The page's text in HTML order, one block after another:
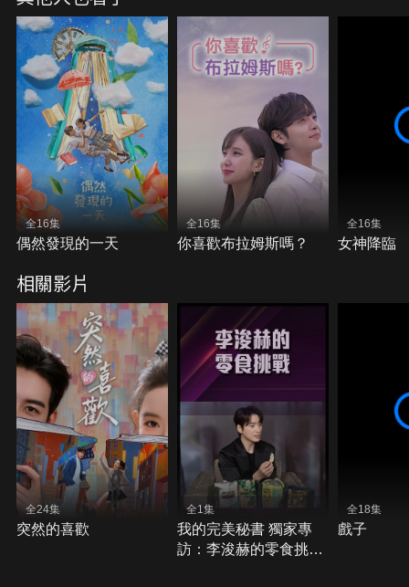
全16集
偶然發現的一天
全16集
你喜歡布拉姆斯嗎？
全16集
女神降臨
相關影片
全24集
突然的喜歡
全1集
我的完美秘書 獨家專
訪：李浚赫的零食挑戰
全18集
戲子